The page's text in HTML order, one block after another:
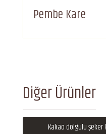
Pembe Kare
Diğer Ürünler
Kakao dolgulu